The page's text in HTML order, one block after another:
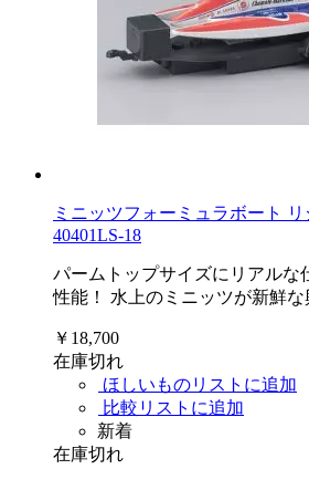
ミニッツフォーミュラボート
40401LS-18
パームトップサイズにリアル
性能！ 水上のミニッツが新鮮な
￥18,700
在庫切れ
ほしいものリストに追加
比較リストに追加
新着
在庫切れ